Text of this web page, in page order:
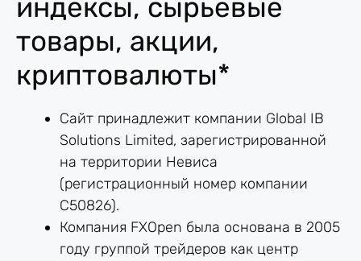
индексы, сырьевые
товары, акции,
криптовалюты*
Сайт принадлежит компании Global IB
Solutions Limited, зарегистрированной
на территории Невиса
(регистрационный номер компании
C50826).
Компания FXOpen была основана в 2005
году группой трейдеров как центр